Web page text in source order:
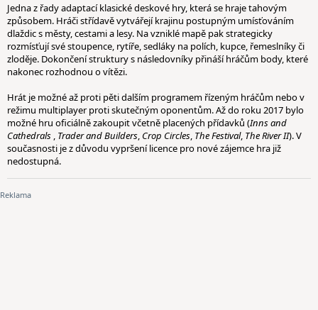
Jedna z řady adaptací klasické deskové hry, která se hraje tahovým
způsobem. Hráči střídavě vytvářejí krajinu postupným umísťováním
dlaždic s městy, cestami a lesy. Na vzniklé mapě pak strategicky
rozmísťují své stoupence, rytíře, sedláky na polích, kupce, řemeslníky či
zloděje. Dokončení struktury s následovníky přináší hráčům body, které
nakonec rozhodnou o vítězi.
Hrát je možné až proti pěti dalším programem řízeným hráčům nebo v
režimu multiplayer proti skutečným oponentům. Až do roku 2017 bylo
možné hru oficiálně zakoupit včetně placených přídavků (Inns and
Cathedrals , Trader and Builders, Crop Circles, The Festival, The River II). V
současnosti je z důvodu vypršení licence pro nové zájemce hra již
nedostupná.